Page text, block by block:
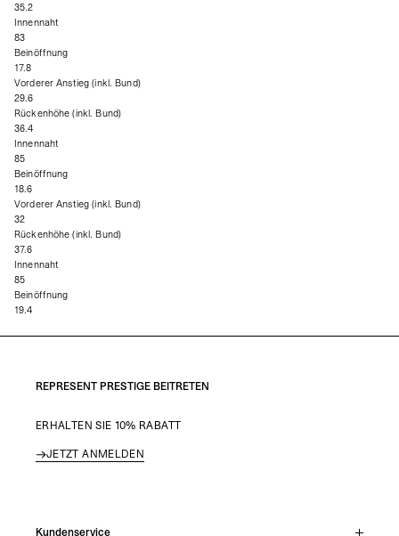
35.2
Innennaht
83
Beinöffnung
17.8
Vorderer Anstieg (inkl. Bund)
29.6
Rückenhöhe (inkl. Bund)
36.4
Innennaht
85
Beinöffnung
18.6
Vorderer Anstieg (inkl. Bund)
32
Rückenhöhe (inkl. Bund)
37.6
Innennaht
85
Beinöffnung
19.4
REPRESENT PRESTIGE BEITRETEN
ERHALTEN SIE 10% RABATT
JETZT ANMELDEN
Kundenservice